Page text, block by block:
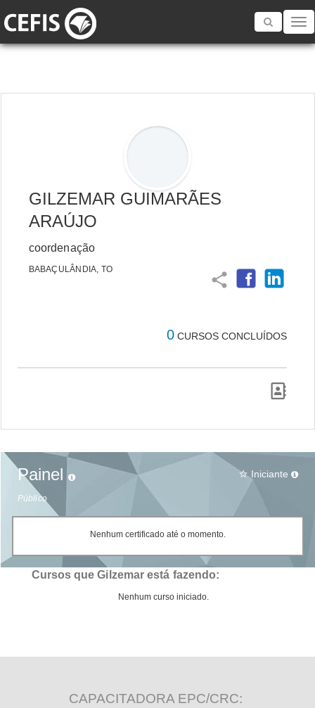
Toggle
GILZEMAR GUIMARÃES
ARAÚJO
coordenação
BABAÇULÂNDIA, TO
share
0 CURSOS CONCLUÍDOS
Painel
Público
star_border Iniciante
Nenhum certificado até o momento.
Cursos que Gilzemar está fazendo:
Nenhum curso iniciado.
CAPACITADORA EPC/CRC: